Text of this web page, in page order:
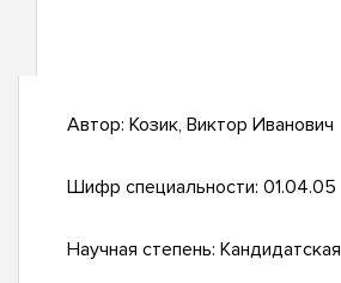
Автор: Козик, Виктор Иванович
Шифр специальности: 01.04.05
Научная степень: Кандидатская